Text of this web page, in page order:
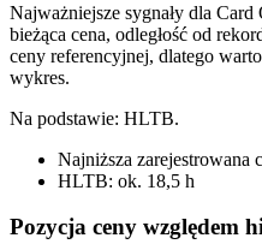
Najważniejsze sygnały dla
bieżąca cena, odległość od
ceny referencyjnej, dlatego
wykres.
Na podstawie: HLTB.
Najniższa zarejestrowana
HLTB: ok. 18,5 h
Pozycja ceny względem